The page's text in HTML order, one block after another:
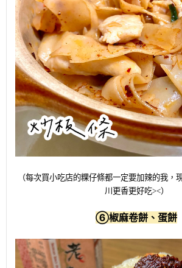
（每次買小吃店的粿仔條都一定要加辣的我，
川更香更好吃><）
⑥椒麻卷餅、蛋餅